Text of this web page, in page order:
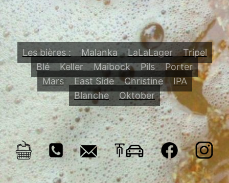
Les bières : Malanka LaLaLager
Tripel
Blé
Keller Maibock Pils
Porter
Mars
East Side Christine
IPA
Blanche
Oktober